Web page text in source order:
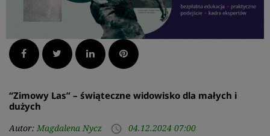
Facebook Twitter LinkedInPinterest
“Zimowy Las” – świąteczne widowisko dla małych i
dużych
Autor: Magdalena Nycz access_time 04.12.2024 07:00